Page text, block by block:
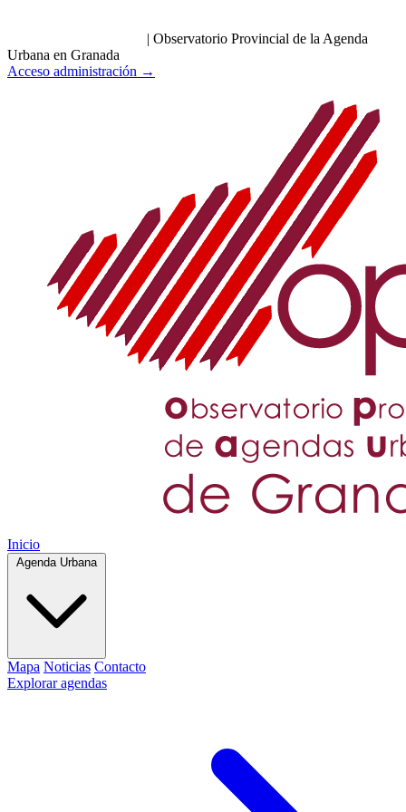
| Observatorio Provincial de la Agenda
Urbana en Granada
Acceso administración →
Inicio
Agenda Urbana
Mapa Noticias Contacto
Explorar agendas